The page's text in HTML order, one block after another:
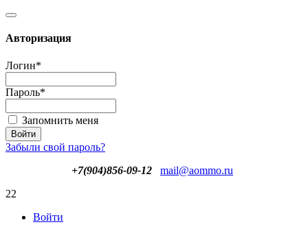
Авторизация
Логин*
Пароль*
Запомнить меня
Забыли свой пароль?
+7(904)856-09-12
mail@aommo.ru
22
Войти